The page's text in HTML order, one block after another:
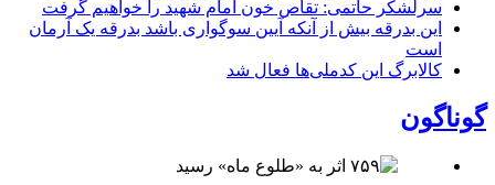
سرلشکر حاتمی: تقاص خون امام شهید را خواهیم گرفت
این بدرقه بیش از آنکه آیین سوگواری باشد بدرقه یک آرمان
است
کالابرگ این کدملی‌ها فعال شد
گوناگون